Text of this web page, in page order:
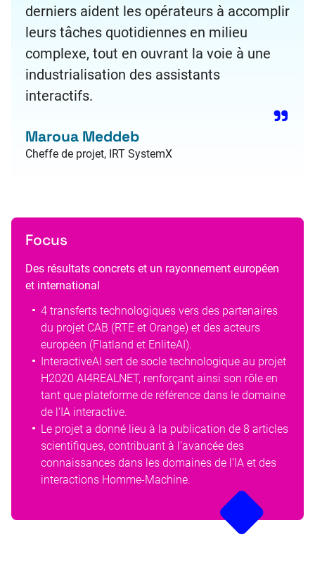
derniers aident les opérateurs à accomplir
leurs tâches quotidiennes en milieu
complexe, tout en ouvrant la voie à une
industrialisation des assistants
interactifs.
Maroua Meddeb
Cheffe de projet, IRT SystemX
Focus
Des résultats concrets et un rayonnement européen
et international
4 transferts technologiques vers des partenaires
du projet CAB (RTE et Orange) et des acteurs
européen (Flatland et EnliteAI).
InteractiveAI sert de socle technologique au projet
H2020 AI4REALNET, renforçant ainsi son rôle en
tant que plateforme de référence dans le domaine
de l’IA interactive.
Le projet a donné lieu à la publication de 8 articles
scientifiques, contribuant à l’avancée des
connaissances dans les domaines de l’IA et des
interactions Homme-Machine.